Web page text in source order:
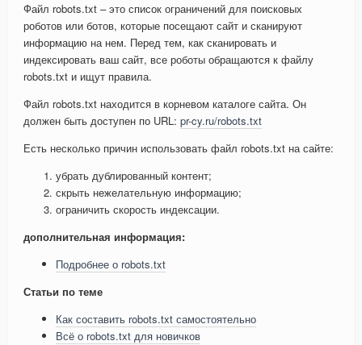
Файл robots.txt – это список ограничений для поисковых
роботов или ботов, которые посещают сайт и сканируют
информацию на нем. Перед тем, как сканировать и
индексировать ваш сайт, все роботы обращаются к файлу
robots.txt и ищут правила.
Файл robots.txt находится в корневом каталоге сайта. Он
должен быть доступен по URL: pr-cy.ru/robots.txt
Есть несколько причин использовать файл robots.txt на сайте:
убрать дублированный контент;
скрыть нежелательную информацию;
ограничить скорость индексации.
дополнительная информация:
Подробнее о robots.txt
Статьи по теме
Как составить robots.txt самостоятельно
Всё о robots.txt для новичков